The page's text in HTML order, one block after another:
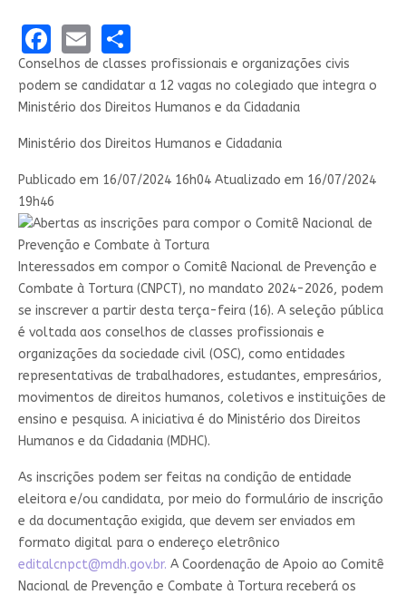
Facebook
EmailShare
Conselhos de classes profissionais e organizações civis
podem se candidatar a 12 vagas no colegiado que integra o
Ministério dos Direitos Humanos e da Cidadania
Ministério dos Direitos Humanos e Cidadania
Publicado em 16/07/2024 16h04 Atualizado em 16/07/2024
19h46
Interessados em compor o Comitê Nacional de Prevenção e
Combate à Tortura (CNPCT), no mandato 2024-2026, podem
se inscrever a partir desta terça-feira (16). A seleção pública
é voltada aos conselhos de classes profissionais e
organizações da sociedade civil (OSC), como entidades
representativas de trabalhadores, estudantes, empresários,
movimentos de direitos humanos, coletivos e instituições de
ensino e pesquisa. A iniciativa é do Ministério dos Direitos
Humanos e da Cidadania (MDHC).
As inscrições podem ser feitas na condição de entidade
eleitora e/ou candidata, por meio do formulário de inscrição
e da documentação exigida, que devem ser enviados em
formato digital para o endereço eletrônico
editalcnpct@mdh.gov.br. A Coordenação de Apoio ao Comitê
Nacional de Prevenção e Combate à Tortura receberá os